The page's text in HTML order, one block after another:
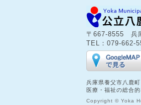
〒667-8555 兵
TEL：079-662-
兵庫県養父市八鹿
医療・福祉の総合
Copyright © Yoka